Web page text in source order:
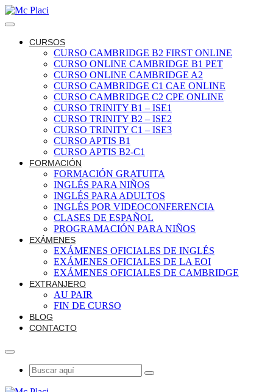
CURSOS
CURSO CAMBRIDGE B2 FIRST ONLINE
CURSO ONLINE CAMBRIDGE B1 PET
CURSO ONLINE CAMBRIDGE A2
CURSO CAMBRIDGE C1 CAE ONLINE
CURSO CAMBRIDGE C2 CPE ONLINE
CURSO TRINITY B1 – ISE1
CURSO TRINITY B2 – ISE2
CURSO TRINITY C1 – ISE3
CURSO APTIS B1
CURSO APTIS B2-C1
FORMACIÓN
FORMACIÓN GRATUITA
INGLÉS PARA NIÑOS
INGLÉS PARA ADULTOS
INGLÉS POR VIDEOCONFERENCIA
CLASES DE ESPAÑOL
PROGRAMACIÓN PARA NIÑOS
EXÁMENES
EXÁMENES OFICIALES DE INGLÉS
EXÁMENES OFICIALES DE LA EOI
EXÁMENES OFICIALES DE CAMBRIDGE
EXTRANJERO
AU PAIR
FIN DE CURSO
BLOG
CONTACTO